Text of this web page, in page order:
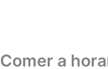
Comer a